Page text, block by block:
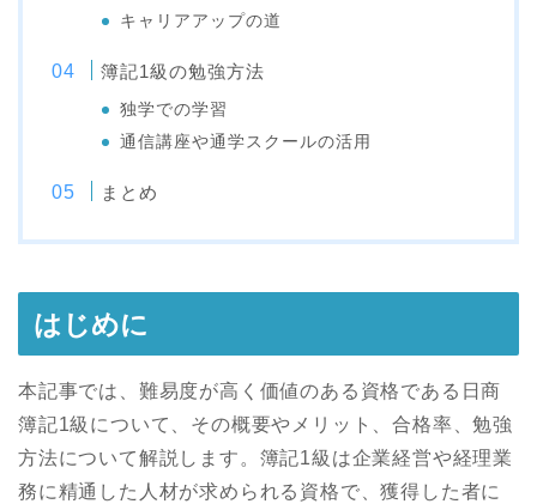
キャリアアップの道
簿記1級の勉強方法
独学での学習
通信講座や通学スクールの活用
まとめ
はじめに
本記事では、難易度が高く価値のある資格である日商
簿記1級について、その概要やメリット、合格率、勉強
方法について解説します。簿記1級は企業経営や経理業
務に精通した人材が求められる資格で、獲得した者に